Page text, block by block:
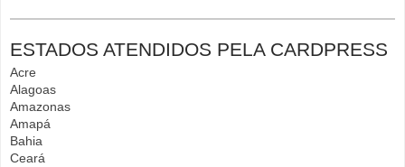
ESTADOS ATENDIDOS PELA CARDPRESS
Acre
Alagoas
Amazonas
Amapá
Bahia
Ceará